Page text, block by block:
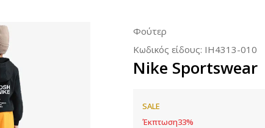
Φούτερ
Κωδικός είδους: IH4313-010
Nike Sportswear
SALE
Έκπτωση33%